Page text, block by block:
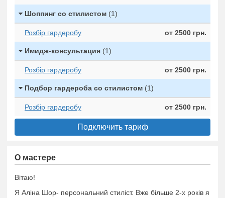
Шоппинг со стилистом (1)
Розбір гардеробу от 2500 грн.
Имидж-консультация (1)
Розбір гардеробу от 2500 грн.
Подбор гардероба со стилистом (1)
Розбір гардеробу от 2500 грн.
Подключить тариф
О мастере
Вітаю!
Я Аліна Шор- персональний стиліст. Вже більше 2-х років я